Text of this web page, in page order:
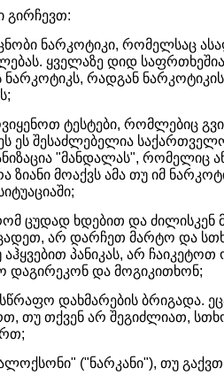
გირჩევთ:
ნარკოტიკი, რომელსაც
ყველაზე დიდ
ნარკოტიკს, რადგან
ტესტები, რომლებიც
ეს შესაძლებელია
"მანდალას", რომელიც
ზიანი მოაქვს ამა თუ იმ
ცუდად ხდებით და ძილისკენ
არ დარჩეთ მარტო და
პანიკას, არ ჩაიკეტოთ
და მოგიკითხონ;
დახმარების ბრიგადა.
თუ თქვენ არ შეგიძლიათ,
("ნარკანი"), თუ